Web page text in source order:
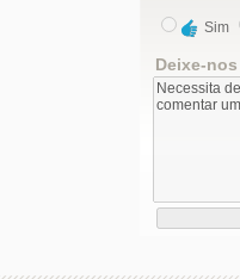
Sim
Deixe-